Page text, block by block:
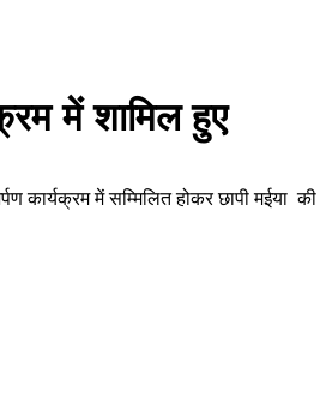
में शामिल हुए
कार्यक्रम में सम्मिलित होकर छापी मईया